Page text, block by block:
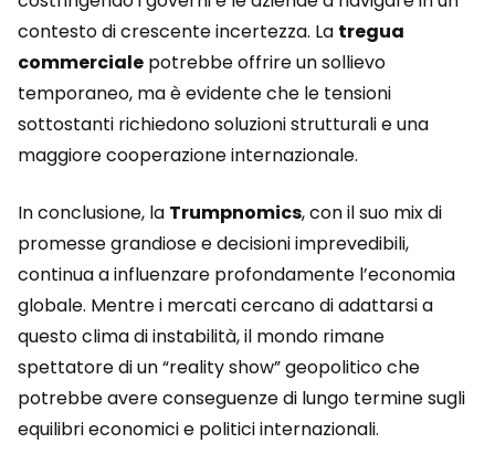
contesto di crescente incertezza. La tregua
commerciale potrebbe offrire un sollievo
temporaneo, ma è evidente che le tensioni
sottostanti richiedono soluzioni strutturali e una
maggiore cooperazione internazionale.
In conclusione, la Trumpnomics, con il suo mix di
promesse grandiose e decisioni imprevedibili,
continua a influenzare profondamente l’economia
globale. Mentre i mercati cercano di adattarsi a
questo clima di instabilità, il mondo rimane
spettatore di un “reality show” geopolitico che
potrebbe avere conseguenze di lungo termine sugli
equilibri economici e politici internazionali.